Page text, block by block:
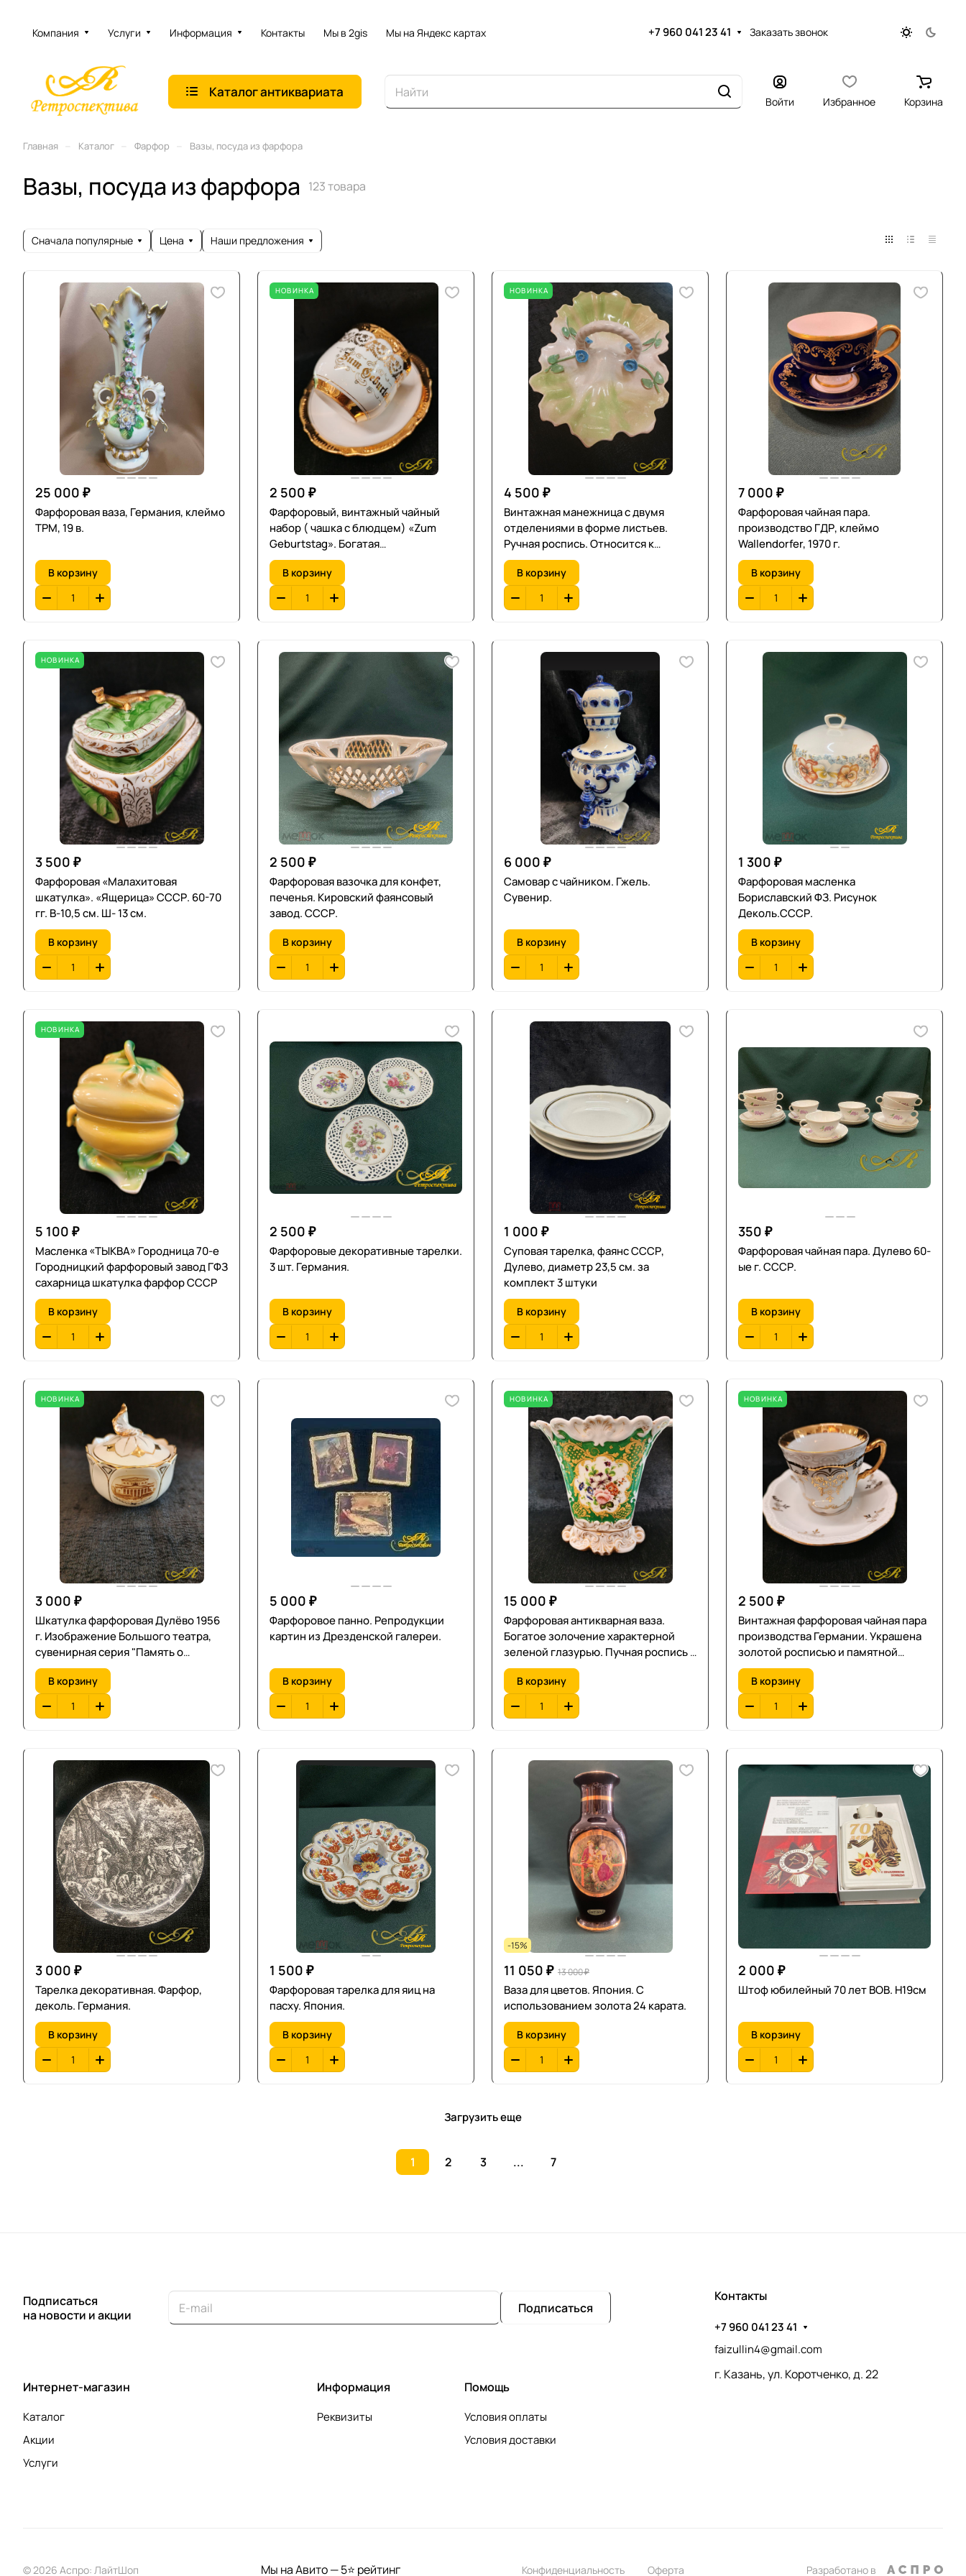
Компания Услуги Информация Контакты Мы в 2gis Мы на Яндекс картах +7 960 041 23 41 Заказать звонок
Каталог антиквариата
Войти Избранное Корзина
Главная Каталог Фарфор Вазы, посуда из фарфора
Вазы, посуда из фарфора 123 товара
Сначала популярные Цена Наши предложения
25 000 ₽
Фарфоровая ваза, Германия, клеймо
ТРМ, 19 в.
В корзину
НОВИНКА
2 500 ₽
Фарфоровый, винтажный чайный
набор ( чашка с блюдцем) «Zum
Geburtstag». Богатая
позолота.Середина XX века.
В корзину
НОВИНКА
4 500 ₽
Винтажная манежница с двумя
отделениями в форме листьев.
Ручная роспись. Относится к
декоративному фарфору. XX век.
Ш-24 см.
В корзину
7 000 ₽
Фарфоровая чайная пара.
производство ГДР, клеймо
Wallendorfer, 1970 г.
В корзину
НОВИНКА
3 500 ₽
Фарфоровая «Малахитовая
шкатулка». «Ящерица» СССР. 60-70
гг. В-10,5 см. Ш- 13 см.
В корзину
2 500 ₽
Фарфоровая вазочка для конфет,
печенья. Кировский фаянсовый
завод. СССР.
В корзину
6 000 ₽
Самовар с чайником. Гжель.
Сувенир.
В корзину
1 300 ₽
Фарфоровая масленка
Бориславский ФЗ. Рисунок
Деколь.СССР.
В корзину
НОВИНКА
5 100 ₽
Масленка «ТЫКВА» Городница 70-е
Городницкий фарфоровый завод ГФЗ
сахарница шкатулка фарфор СССР
В корзину
2 500 ₽
Фарфоровые декоративные тарелки.
3 шт. Германия.
В корзину
1 000 ₽
Суповая тарелка, фаянс СССР,
Дулево, диаметр 23,5 см. за
комплект 3 штуки
В корзину
350 ₽
Фарфоровая чайная пара. Дулево 60-
ые г. СССР.
В корзину
НОВИНКА
3 000 ₽
Шкатулка фарфоровая Дулёво 1956
г. Изображение Большого театра,
сувенирная серия "Память о
Москве" Белый фарфор с
золочением, высота 8,5 см, ширина
7,8 см. Редкий винтажный
коллекционный предмет
В корзину
5 000 ₽
Фарфоровое панно. Репродукции
картин из Дрезденской галереи.
В корзину
НОВИНКА
15 000 ₽
Фарфоровая антикварная ваза.
Богатое золочение характерной
зеленой глазурью. Пучная роспись .
Яркий декор. Гкрмания. В-19,5 см.
В корзину
НОВИНКА
2 500 ₽
Винтажная фарфоровая чайная пара
производства Германии. Украшена
золотой росписью и памятной
надписью «Zur goldenen Hochzeit»
(К золотой свадьбе). Подобные
изделия часто относятся к периоду
Бидермейер или более поздним
В корзину
3 000 ₽
Тарелка декоративная. Фарфор,
деколь. Германия.
В корзину
1 500 ₽
Фарфоровая тарелка для яиц на
пасху. Япония.
В корзину
-15%
11 050 ₽ 13 000 ₽
Ваза для цветов. Япония. С
использованием золота 24 карата.
В корзину
2 000 ₽
Штоф юбилейный 70 лет ВОВ. H19см
В корзину
Загрузить еще
1 2 3 ... 7
Подписаться
на новости и акции
Подписаться
Интернет-магазин
Каталог
Акции
Услуги
Информация
Реквизиты
Помощь
Условия оплаты
Условия доставки
Контакты
+7 960 041 23 41
faizullin4@gmail.com
г. Казань, ул. Коротченко, д. 22
© 2026 Аспро: ЛайтШоп Мы на Авито — 5⭐ рейтинг Конфиденциальность Оферта Разработано в